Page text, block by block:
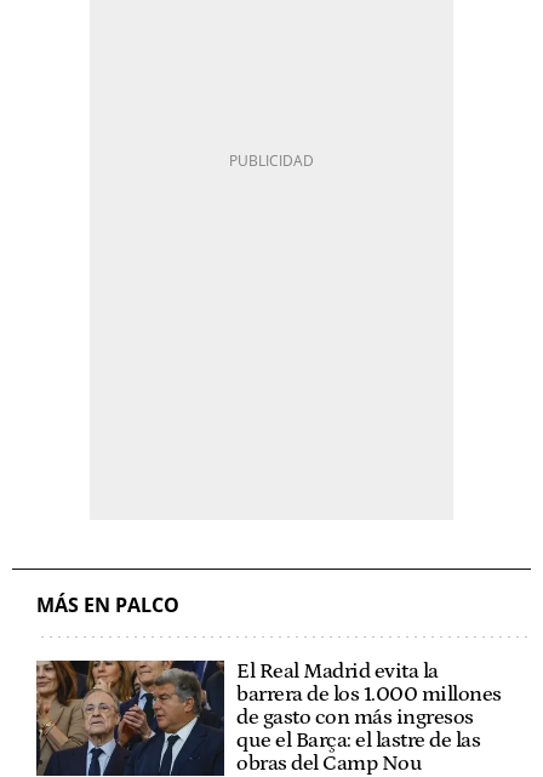
MÁS EN PALCO
El Real Madrid evita la
barrera de los 1.000 millones
de gasto con más ingresos
que el Barça: el lastre de las
obras del Camp Nou